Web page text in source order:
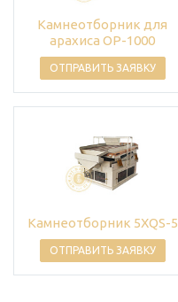
Камнеотборник для
арахиса OP-1000
ОТПРАВИТЬ ЗАЯВКУ
Камнеотборник 5XQS-5
ОТПРАВИТЬ ЗАЯВКУ